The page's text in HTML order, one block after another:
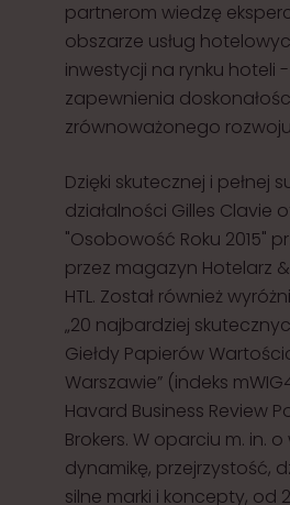
partnerom wiedzę
obszarze usług
inwestycji na rynku hoteli
zapewnienia
zrównoważonego
Dzięki skutecznej i pełnej
działalności Gilles Clavie
"Osobowość Roku 2015"
przez magazyn Hotelarz
HTL. Został również
„20 najbardziej
Giełdy Papierów
Warszawie” (indeks
Havard Business Review
Brokers. W oparciu m. in. o
dynamikę, przejrzystość,
silne marki i koncepty, od